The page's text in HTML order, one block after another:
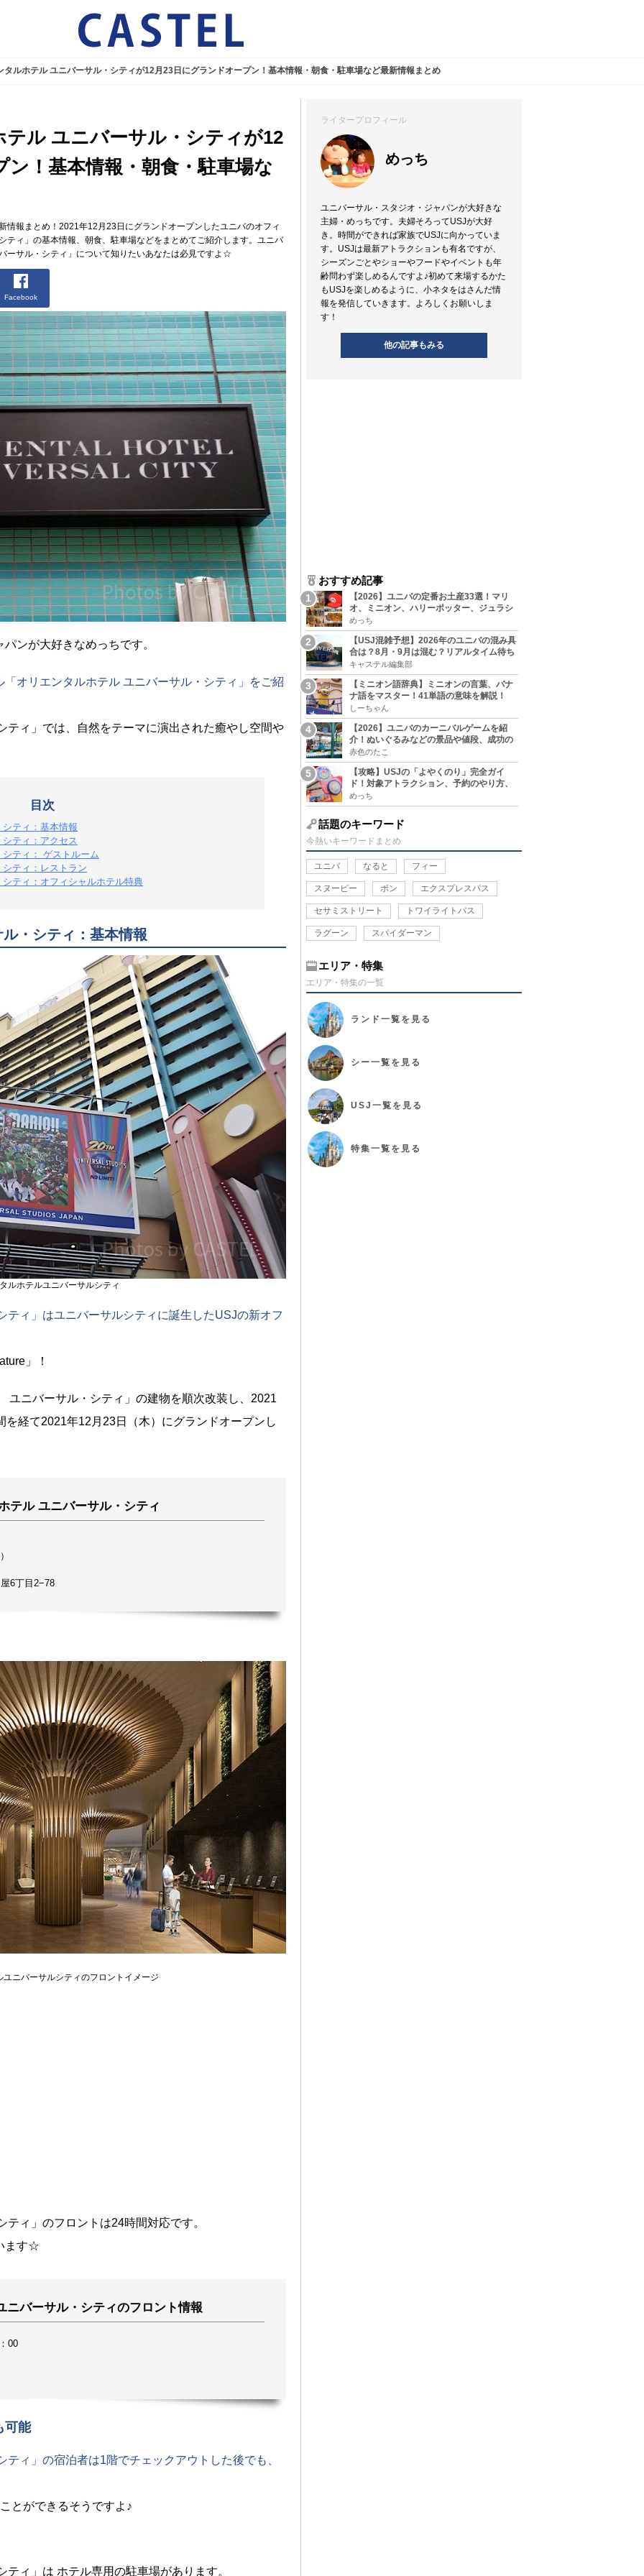
タルホテル ユニバーサル・シティが12月23日にグランドオープン！基本情報・朝食・駐車場など最新情報まとめ
ル ユニバーサル・シティが12
！基本情報・朝食・駐車場な
情報まとめ！2021年12月23日にグランドオープンしたユニバのオフィ
ティ」の基本情報、朝食、駐車場などをまとめてご紹介します。ユニバ
ーサル・シティ」について知りたいあなたは必見ですよ☆
Facebook
ンが大好きなめっちです。
オリエンタルホテル ユニバーサル・シティ」をご紹
ティ」では、自然をテーマに演出された癒やし空間や
目次
ティ：基本情報
ティ：アクセス
ティ： ゲストルーム
ティ：レストラン
ティ：オフィシャルホテル特典
・シティ：基本情報
ルホテルユニバーサルシティ
ティ」はユニバーサルシティに誕生したUSJの新オフ
」！
ニバーサル・シティ」の建物を順次改装し、2021
経て2021年12月23日（木）にグランドオープンし
テル ユニバーサル・シティ
6丁目2−78
ニバーサルシティのフロントイメージ
ィ」のフロントは24時間対応です。
ます☆
ニバーサル・シティのフロント情報
00
可能
ィ」の宿泊者は1階でチェックアウトした後でも、
とができるそうですよ♪
ィ」は ホテル専用の駐車場があります。
ライタープロフィール
めっち
ユニバーサル・スタジオ・ジャパンが大好きな
主婦・めっちです。夫婦そろってUSJが大好
き。時間ができれば家族でUSJに向かっていま
す。USJは最新アトラクションも有名ですが、
シーズンごとやショーやフードやイベントも年
齢問わず楽しめるんですよ♪初めて来場するかた
もUSJを楽しめるように、小ネタをはさんだ情
報を発信していきます。よろしくお願いしま
す！
他の記事もみる
おすすめ記事
【2026】ユニバの定番お土産33選！マリ
オ、ミニオン、ハリーポッター、ジュラシ
ックパーク、セサミ、SINGなどのグッズ情
報
めっち
【USJ混雑予想】2026年のユニバの混み具
合は？8月・9月は混む？リアルタイム待ち
時間アプリも
キャステル編集部
【ミニオン語辞典】ミニオンの言葉、バナ
ナ語をマスター！41単語の意味を解説！
しーちゃん
【2026】ユニバのカーニバルゲームを紹
介！ぬいぐるみなどの景品や値段、成功の
コツ、実施場所まとめ
赤色のたこ
【攻略】USJの「よやくのり」完全ガイ
ド！対象アトラクション、予約のやり方、
整理券との違い、注意点を紹介
めっち
話題のキーワード
今熱いキーワードまとめ
ユニバ なると フィー
スヌーピー ボン エクスプレスパス
セサミストリート トワイライトパス
ラグーン スパイダーマン
エリア・特集
エリア・特集の一覧
ランド 一覧を見る
シー一覧を見る
USJ 一覧を見る
特集一覧を見る